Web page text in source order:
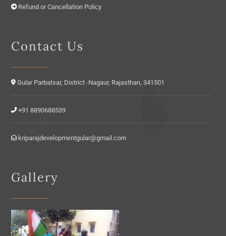
Refund or Cancellation Policy
Contact Us
Gular Parbatsar, District -Nagaur, Rajasthan, 341501
+91 8890688539
kriparajdevelopmentgular@gmail.com
Gallery